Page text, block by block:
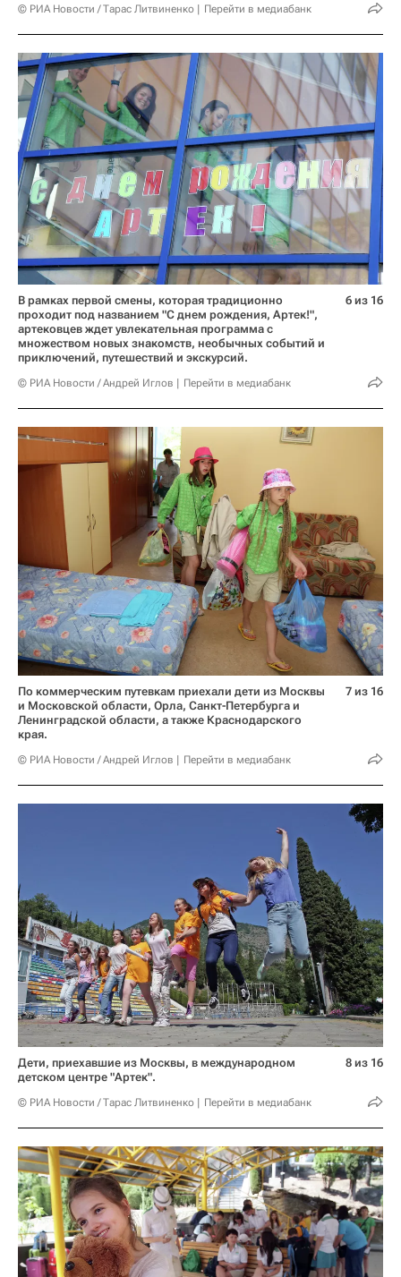
© РИА Новости / Тарас Литвиненко Перейти в медиабанк
В рамках первой смены, которая традиционно
проходит под названием "С днем рождения, Артек!",
артековцев ждет увлекательная программа с
множеством новых знакомств, необычных событий и
приключений, путешествий и экскурсий.
© РИА Новости / Андрей Иглов Перейти в медиабанк
6 из 16
По коммерческим путевкам приехали дети из Москвы
и Московской области, Орла, Санкт-Петербурга и
Ленинградской области, а также Краснодарского
края.
© РИА Новости / Андрей Иглов Перейти в медиабанк
7 из 16
Дети, приехавшие из Москвы, в международном
детском центре "Артек".
© РИА Новости / Тарас Литвиненко Перейти в медиабанк
8 из 16